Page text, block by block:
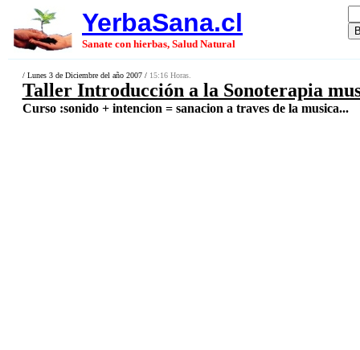
YerbaSana.cl
Sanate con hierbas, Salud Natural
/ Lunes 3 de Diciembre del año 2007 / 15:16 Horas.
Taller Introducción a la Sonoterapia
Curso :sonido + intencion = sanacion a traves de la musica...